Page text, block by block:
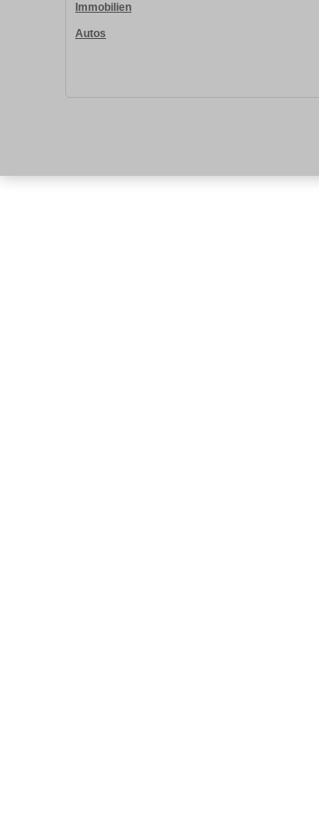
Immobilien
Autos